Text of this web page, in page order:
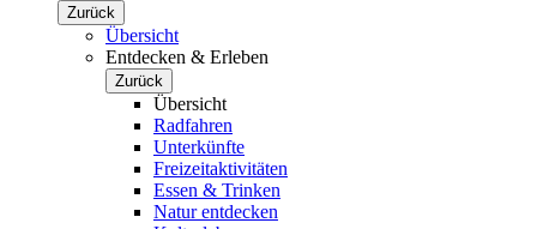
Zurück
Übersicht
Entdecken & Erleben
Zurück
Übersicht
Radfahren
Unterkünfte
Freizeitaktivitäten
Essen & Trinken
Natur entdecken